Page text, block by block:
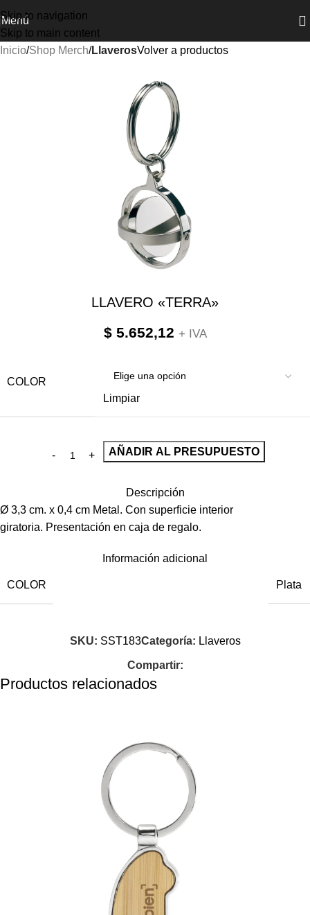
Skip to navigation
Skip to main content
Menú
Inicio Shop Merch LlaverosVolver a productos
LLAVERO «TERRA»
$5.652,12 + IVA
COLOR
Limpiar
AÑADIR AL PRESUPUESTO
Descripción
Ø 3,3 cm. x 0,4 cm Metal. Con superficie interior
giratoria. Presentación en caja de regalo.
Información adicional
COLOR Plata
SKU: SST183Categoría: Llaveros
Compartir:
Productos relacionados